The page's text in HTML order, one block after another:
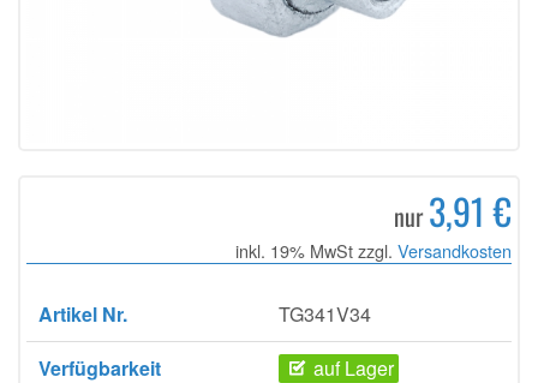
nur3,91 €
inkl. 19% MwSt zzgl. Versandkosten
Artikel Nr.
TG341V34
Verfügbarkeit
auf Lager